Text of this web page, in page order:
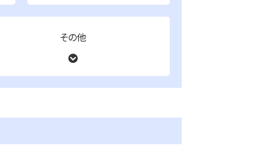
その他